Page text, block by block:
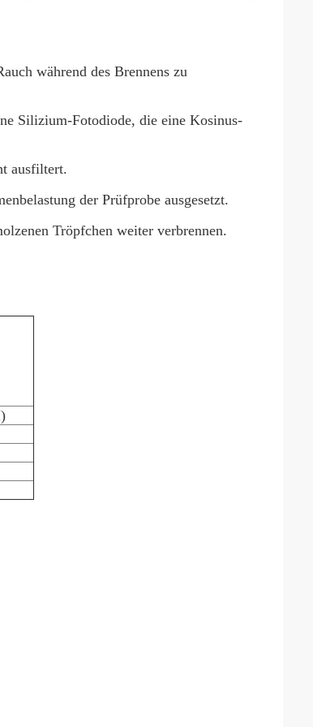
während des Brennens zu
Silizium-Fotodiode, die eine Kosinus-
ausfiltert.
der Prüfprobe ausgesetzt.
Tröpfchen weiter verbrennen.